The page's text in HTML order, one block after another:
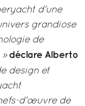
d'une
grandiose
de
déclare Alberto
design et
d'œuvre de